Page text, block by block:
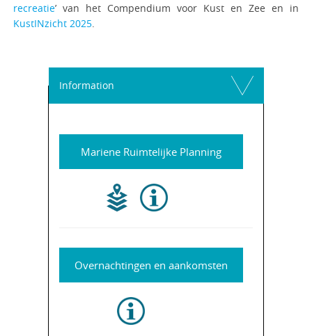
recreatie’ van het Compendium voor Kust en Zee en in
KustINzicht 2025.
Information
Mariene Ruimtelijke Planning
Overnachtingen en aankomsten